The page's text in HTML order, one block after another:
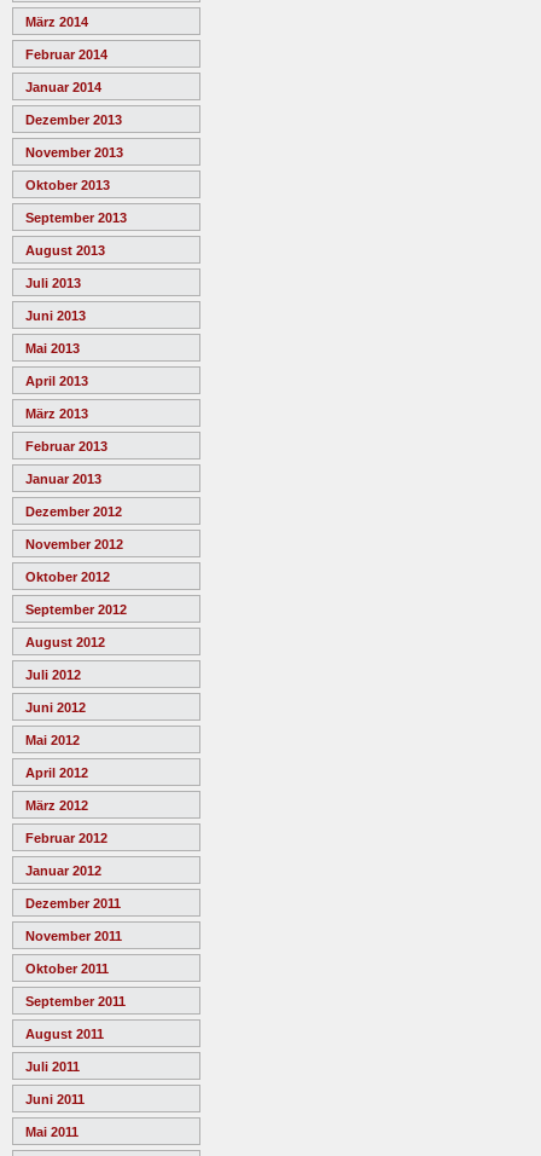
März 2014
Februar 2014
Januar 2014
Dezember 2013
November 2013
Oktober 2013
September 2013
August 2013
Juli 2013
Juni 2013
Mai 2013
April 2013
März 2013
Februar 2013
Januar 2013
Dezember 2012
November 2012
Oktober 2012
September 2012
August 2012
Juli 2012
Juni 2012
Mai 2012
April 2012
März 2012
Februar 2012
Januar 2012
Dezember 2011
November 2011
Oktober 2011
September 2011
August 2011
Juli 2011
Juni 2011
Mai 2011